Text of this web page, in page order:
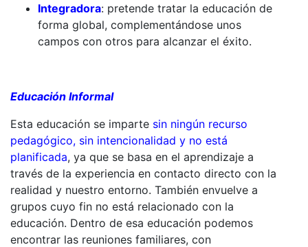
Integradora: pretende tratar la educación de
forma global, complementándose unos
campos con otros para alcanzar el éxito.
Educación Informal
Esta educación se imparte sin ningún recurso
pedagógico, sin intencionalidad y no está
planificada, ya que se basa en el aprendizaje a
través de la experiencia en contacto directo con la
realidad y nuestro entorno. También envuelve a
grupos cuyo fin no está relacionado con la
educación. Dentro de esa educación podemos
encontrar las reuniones familiares, con